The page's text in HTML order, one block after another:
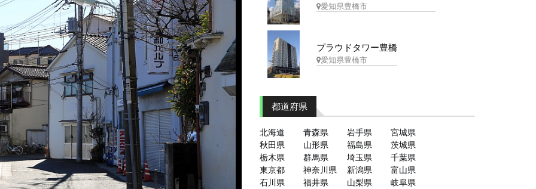
愛知県豊橋市
プラウドタワー豊橋
愛知県豊橋市
都道府県
北海道 青森県 岩手県
宮城県
秋田県
山形県 福島県
茨城県
栃木県
群馬県 埼玉県
千葉県
東京都
神奈川県 新潟県
富山県
石川県
福井県 山梨県
岐阜県